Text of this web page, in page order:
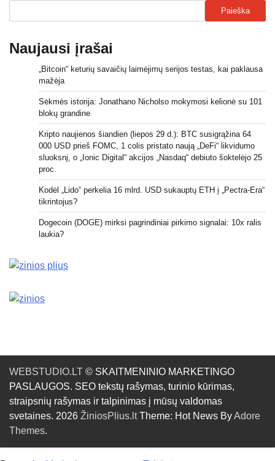
Paieška
Naujausi įrašai
„Bitcoin“ keturių savaičių laimėjimų serijos testas, kai paklausa
mažėja
Sėkmės istorija: Jonathano Nicholso mokymosi kelionė su 101
blokų grandine
Kripto naujienos šiandien (liepos 29 d.): BTC susigrąžina 64
000 USD prieš FOMC, 1 colis pristato naują „DeFi“ likvidumo
sluoksnį, o „Ionic Digital“ akcijos „Nasdaq“ debiuto šoktelėjo 25
proc.
Kodėl „Lido“ perkelia 16 mlrd. USD sukauptų ETH į „Pectra-Era“
tikrintojus?
Dogecoin (DOGE) mirksi pagrindiniai pirkimo signalai: 10x ralis
laukia?
WEBSTUDIO.LT © SKAITMENINIO MARKETINGO
PASLAUGOS. SEO tekstų rašymas, turinio kūrimas,
straipsnių rašymas ir talpinimas į mūsų valdomas
svetaines. 2026 ŽiniosPlius.ltTheme: Hot News ByAdore
Themes.